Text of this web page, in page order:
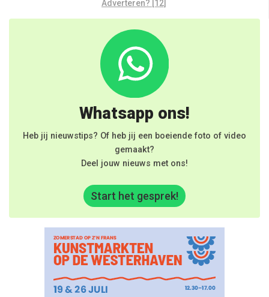
Adverteren? [12]
Whatsapp ons!
Heb jij nieuwstips? Of heb jij een boeiende foto of video
gemaakt?
Deel jouw nieuws met ons!
Start het gesprek!